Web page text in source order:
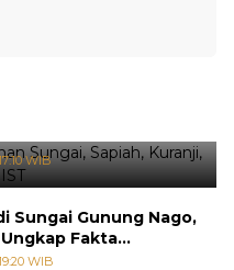
Banjir Terdeteksi di
WIB
Sungai Gunung Nago,
Fakta
WIB